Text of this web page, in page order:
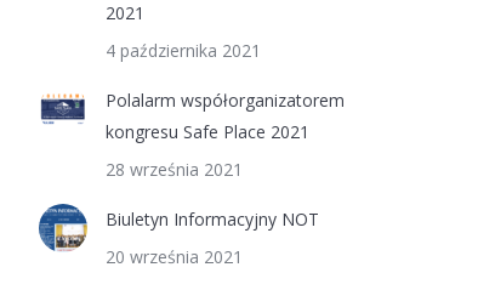
2021
4 października 2021
Polalarm współorganizatorem
kongresu Safe Place 2021
28 września 2021
Biuletyn Informacyjny NOT
20 września 2021